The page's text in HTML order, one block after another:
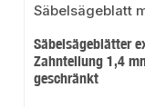
Säbelsägeblätter
Zahnteilung 1,4
geschränkt